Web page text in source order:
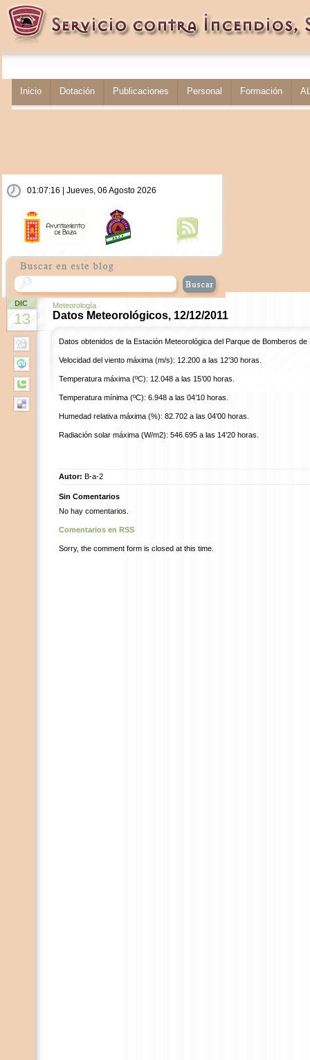
Inicio Dotación Publicaciones Personal Formación
01:07:16 | Jueves, 06 Agosto 2026
DIC
13
Meteorología
Datos Meteorológicos, 12/12/2011
Datos obtenidos de la Estación Meteorológica del Parque de Bomberos de
Velocidad del viento máxima (m/s): 12.200 a las 12’30 horas.
Temperatura máxima (ºC): 12.048 a las 15’00 horas.
Temperatura mínima (ºC): 6.948 a las 04’10 horas.
Humedad relativa máxima (%): 82.702 a las 04’00 horas.
Radiación solar máxima (W/m2): 546.695 a las 14’20 horas.
Autor: B-a-2
Sin Comentarios
No hay comentarios.
Comentarios en RSS
Sorry, the comment form is closed at this time.